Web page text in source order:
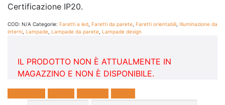
Certificazione IP20.
COD: N/A Categorie: Faretti a led Faretti da parete Faretti orientabili Illuminazione da
interni Lampade Lampade da parete Lampade design
IL PRODOTTO NON È ATTUALMENTE IN
MAGAZZINO E NON È DISPONIBILE.